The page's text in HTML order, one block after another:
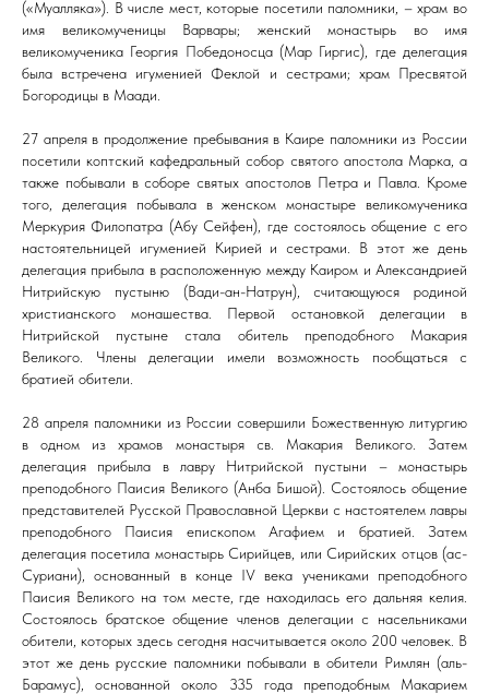
(«Муалляка»). В числе мест, которые посетили паломники, – храм во
имя великомученицы Варвары; женский монастырь во имя
великомученика Георгия Победоносца (Мар Гиргис), где делегация
была встречена игуменией Феклой и сестрами; храм Пресвятой
Богородицы в Маади.
27 апреля в продолжение пребывания в Каире паломники из России
посетили коптский кафедральный собор святого апостола Марка, а
также побывали в соборе святых апостолов Петра и Павла. Кроме
того, делегация побывала в женском монастыре великомученика
Меркурия Филопатра (Абу Сейфен), где состоялось общение с его
настоятельницей игуменией Кирией и сестрами. В этот же день
делегация прибыла в расположенную между Каиром и Александрией
Нитрийскую пустыню (Вади-ан-Натрун), считающуюся родиной
христианского монашества. Первой остановкой делегации в
Нитрийской пустыне стала обитель преподобного Макария
Великого. Члены делегации имели возможность пообщаться с
братией обители.
28 апреля паломники из России совершили Божественную литургию
в одном из храмов монастыря св. Макария Великого. Затем
делегация прибыла в лавру Нитрийской пустыни – монастырь
преподобного Паисия Великого (Анба Бишой). Состоялось общение
представителей Русской Православной Церкви с настоятелем лавры
преподобного Паисия епископом Агафием и братией. Затем
делегация посетила монастырь Сирийцев, или Сирийских отцов (ас-
Суриани), основанный в конце IV века учениками преподобного
Паисия Великого на том месте, где находилась его дальняя келия.
Состоялось братское общение членов делегации с насельниками
обители, которых здесь сегодня насчитывается около 200 человек. В
этот же день русские паломники побывали в обители Римлян (аль-
Барамус), основанной около 335 года преподобным Макарием